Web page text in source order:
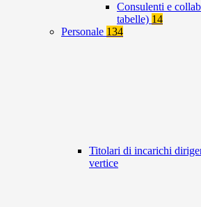
Consulenti e
tabelle) 14
Personale 134
Titolari di incarichi
vertice